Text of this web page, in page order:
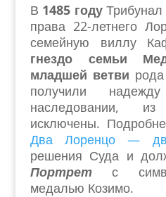
В 1485 годуТрибунал
права 22-летнего
семейную виллу
гнездо семьи
младшей ветви
получили
наследовании,
исключены.
Два Лоренцо —
решения Суда и
Портретс
медалью Козимо.